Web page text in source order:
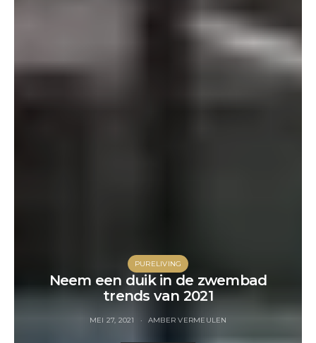
PURELIVING
Neem een duik in de zwembad
trends van 2021
MEI 27, 2021 AMBER VERMEULEN